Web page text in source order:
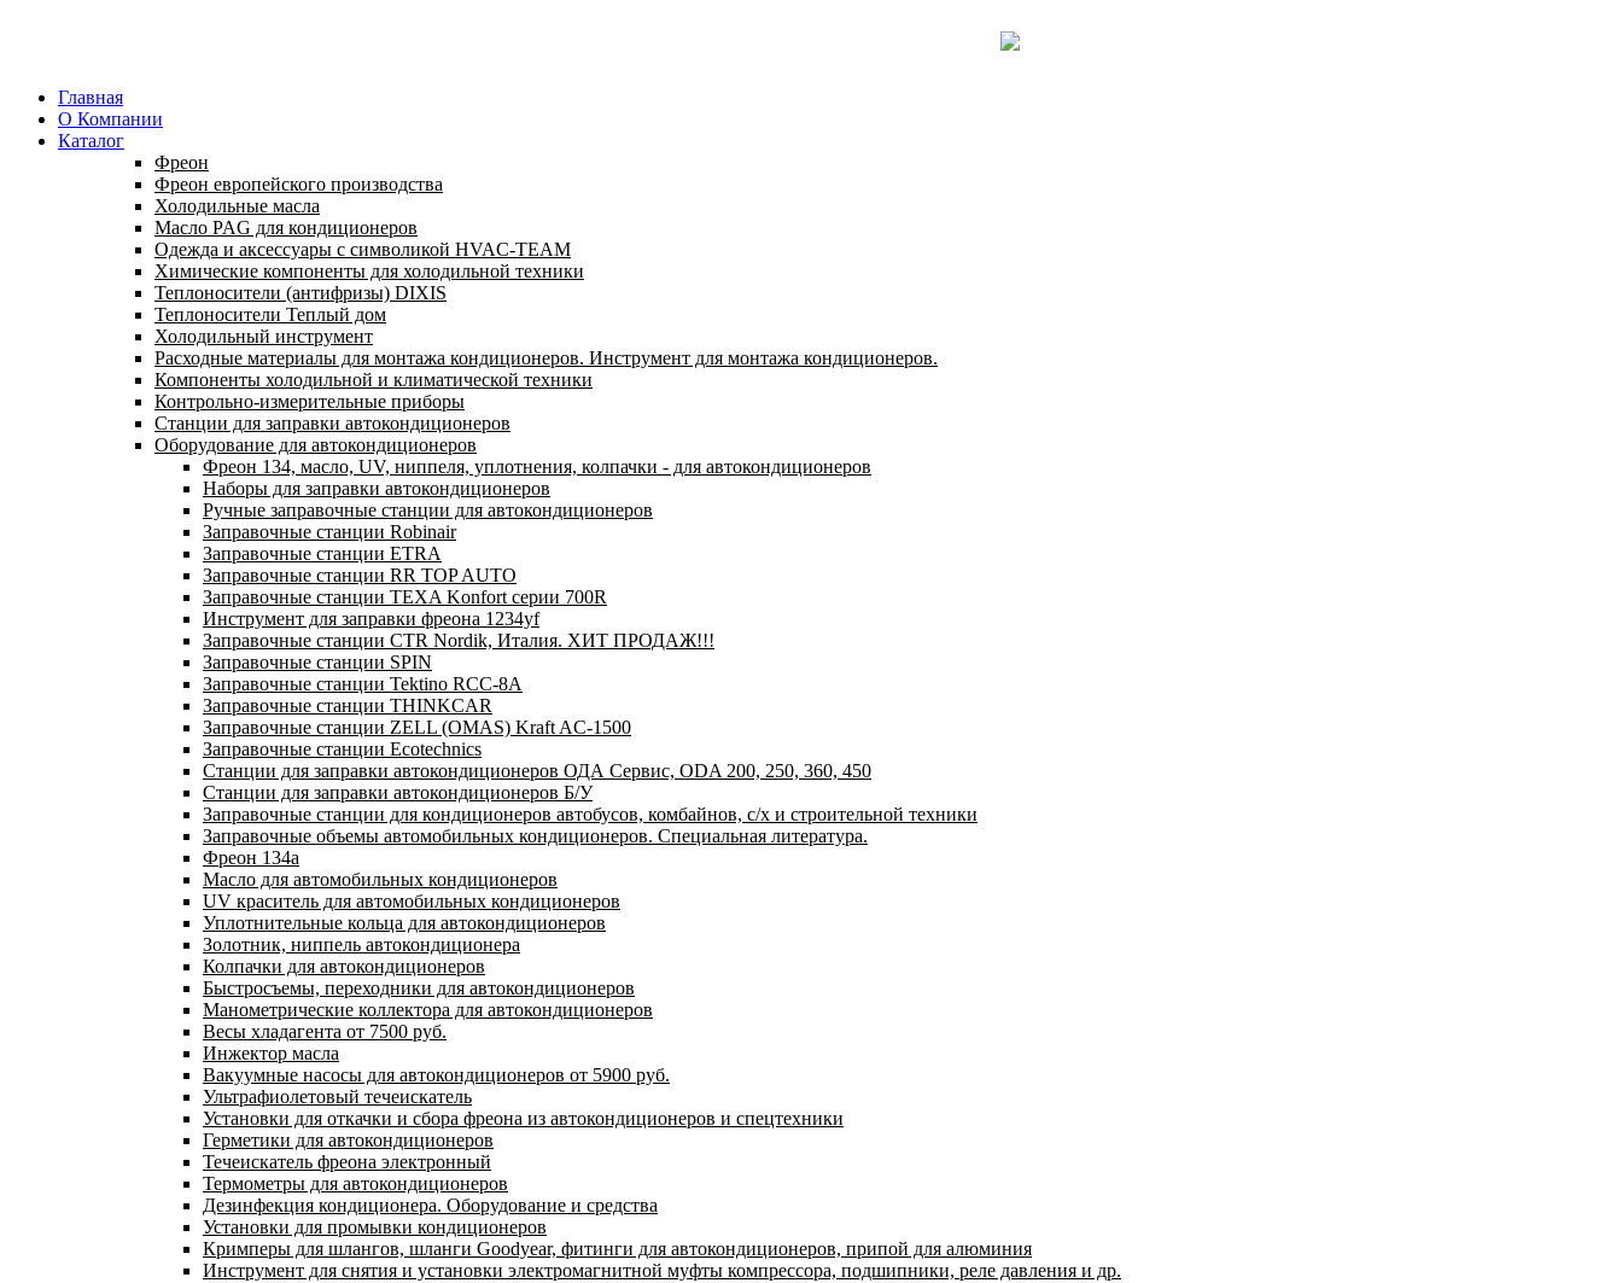
Главная
О Компании
Каталог
Фреон
Фреон европейского производства
Холодильные масла
Масло PAG для кондиционеров
Одежда и аксессуары с символикой HVAC-TEAM
Химические компоненты для холодильной техники
Теплоносители (антифризы) DIXIS
Теплоносители Теплый дом
Холодильный инструмент
Расходные материалы для монтажа кондиционеров. Инструмент для монтажа кондиционеров.
Компоненты холодильной и климатической техники
Контрольно-измерительные приборы
Станции для заправки автокондиционеров
Оборудование для автокондиционеров
Фреон 134, масло, UV, ниппеля, уплотнения, колпачки - для автокондиционеров
Наборы для заправки автокондиционеров
Ручные заправочные станции для автокондиционеров
Заправочные станции Robinair
Заправочные станции ETRA
Заправочные станции RR TOP AUTO
Заправочные станции TEXA Konfort серии 700R
Инструмент для заправки фреона 1234yf
Заправочные станции CTR Nordik, Италия. ХИТ ПРОДАЖ!!!
Заправочные станции SPIN
Заправочные станции Tektino RCC-8A
Заправочные станции THINKCAR
Заправочные станции ZELL (OMAS) Kraft AC-1500
Заправочные станции Ecotechnics
Станции для заправки автокондиционеров ОДА Сервис, ODA 200, 250, 360, 450
Станции для заправки автокондиционеров Б/У
Заправочные станции для кондиционеров автобусов, комбайнов, с/х и строительной техники
Заправочные объемы автомобильных кондиционеров. Специальная литература.
Фреон 134a
Масло для автомобильных кондиционеров
UV краситель для автомобильных кондиционеров
Уплотнительные кольца для автокондиционеров
Золотник, ниппель автокондиционера
Колпачки для автокондиционеров
Быстросъемы, переходники для автокондиционеров
Манометрические коллектора для автокондиционеров
Весы хладагента от 7500 руб.
Инжектор масла
Вакуумные насосы для автокондиционеров от 5900 руб.
Ультрафиолетовый течеискатель
Установки для откачки и сбора фреона из автокондиционеров и спецтехники
Герметики для автокондиционеров
Течеискатель фреона электронный
Термометры для автокондиционеров
Дезинфекция кондиционера. Оборудование и средства
Установки для промывки кондиционеров
Кримперы для шлангов, шланги Goodyear, фитинги для автокондиционеров, припой для алюминия
Инструмент для снятия и установки электромагнитной муфты компрессора, подшипники, реле давления и др.